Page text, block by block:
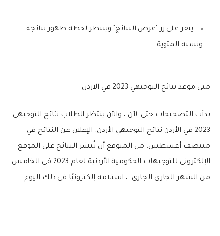
ينقر على زر "عرض النتائج" وينتظر لحظة ظهور نتائجه
ونسبه المئوية.
متى موعد نتائج التوجيهي 2023 في الاردن
بدأت التصحيحات حتى الآن ، والآن ينتظر الطلاب نتائج التوجيهي
2023 في الأردن نتائج التوجيهي الأردن. الإعلان عن النتائج في
منتصف أغسطس. من المتوقع أن تُنشر النتائج على الموقع
الإلكتروني للتوجيهات الحكومية الأردنية لعام 2023 في الخامس
من الشهر الجاري الجاري. ، استلامه إلكترونيًا في ذلك اليوم.